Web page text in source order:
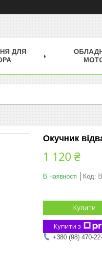
ДЛЯ
Окучник
1 120 ₴
В наявності Код:
Купити
Купити з
+380 (98) 470-